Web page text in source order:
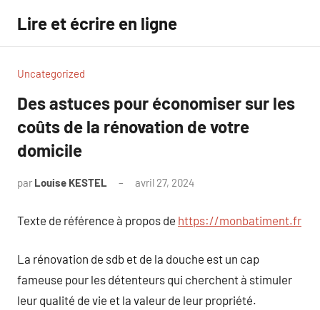
contenu
Lire et écrire en ligne
Uncategorized
Des astuces pour économiser sur les
coûts de la rénovation de votre
domicile
par Louise KESTEL avril 27, 2024
Texte de référence à propos de https://monbatiment.fr
La rénovation de sdb et de la douche est un cap
fameuse pour les détenteurs qui cherchent à stimuler
leur qualité de vie et la valeur de leur propriété.